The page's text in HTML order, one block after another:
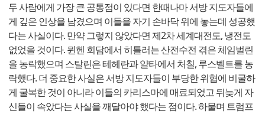
두 사람에게 가장 큰 공통점이 있다면 한때나마 서방 지도자들에
게 깊은 인상을 남겼으며 이들을 자기 손바닥 위에 놓는데 성공했
다는 사실이다. 만약 그렇지 않았다면 제2차 세계대전도, 냉전도
없었을 것이다. 뮌헨 회담에서 히틀러는 산전수전 겪은 체임벌린
을 농락했으며 스탈린은 테헤란과 얄타에서 처칠, 루스벨트를 농
락했다. 더 중요한 사실은 서방 지도자들이 부당한 위협에 비굴하
게 굴복한 것이 아니라 이들의 카리스마에 매료되었고 뒤늦게 자
신들이 속았다는 사실을 깨달아야 했다는 점이다. 하물며 트럼프